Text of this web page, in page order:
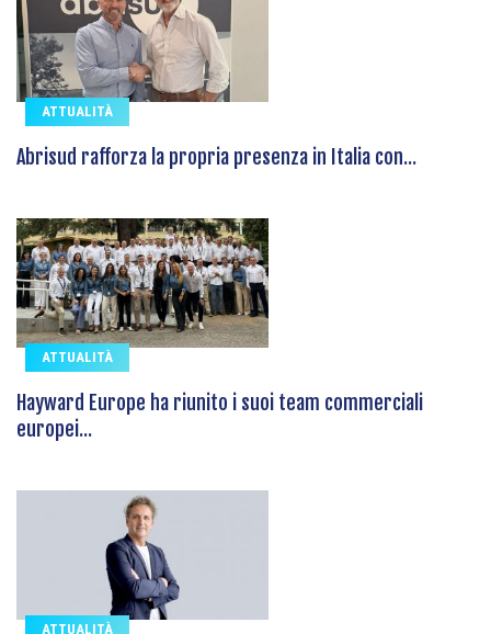
ATTUALITÀ
Abrisud rafforza la propria presenza in Italia con...
ATTUALITÀ
Hayward Europe ha riunito i suoi team commerciali
europei...
ATTUALITÀ